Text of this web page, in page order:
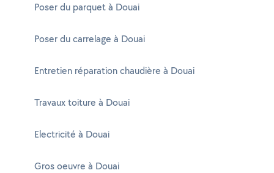
Poser du parquet à Douai
Poser du carrelage à Douai
Entretien réparation chaudière à Douai
Travaux toiture à Douai
Electricité à Douai
Gros oeuvre à Douai